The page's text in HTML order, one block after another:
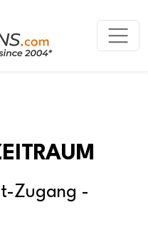
Zugang -